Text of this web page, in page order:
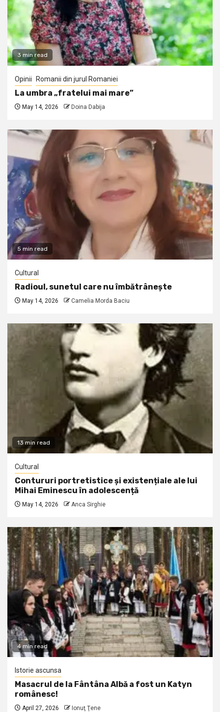
3 min read
Opinii Romanii din jurul Romaniei
La umbra „fratelui mai mare”
May 14, 2026 Doina Dabija
5 min read
Cultural
Radioul, sunetul care nu îmbătrânește
May 14, 2026 Camelia Morda Baciu
13 min read
Cultural
Contururi portretistice și existențiale ale lui
Mihai Eminescu în adolescență
May 14, 2026 Anca Sirghie
4 min read
Istorie ascunsa
Masacrul de la Fântâna Albă a fost un Katyn
românesc!
April 27, 2026 Ionuţ Ţene